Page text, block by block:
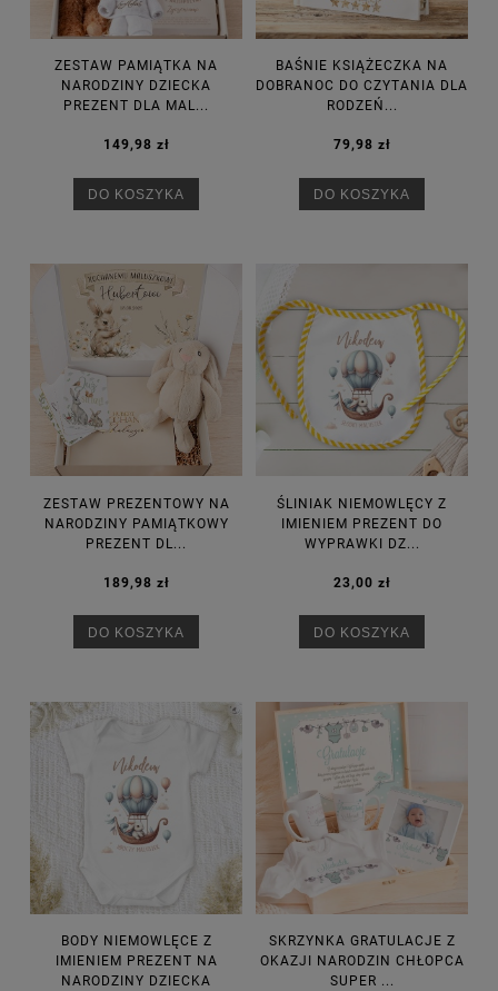
ZESTAW PAMIĄTKA NA
NARODZINY DZIECKA
PREZENT DLA MAL...
149,98 zł
DO KOSZYKA
BAŚNIE KSIĄŻECZKA NA
DOBRANOC DO CZYTANIA DLA
RODZEŃ...
79,98 zł
DO KOSZYKA
ZESTAW PREZENTOWY NA
NARODZINY PAMIĄTKOWY
PREZENT DL...
189,98 zł
DO KOSZYKA
ŚLINIAK NIEMOWLĘCY Z
IMIENIEM PREZENT DO
WYPRAWKI DZ...
23,00 zł
DO KOSZYKA
BODY NIEMOWLĘCE Z
IMIENIEM PREZENT NA
NARODZINY DZIECKA
SKRZYNKA GRATULACJE Z
OKAZJI NARODZIN CHŁOPCA
SUPER ...